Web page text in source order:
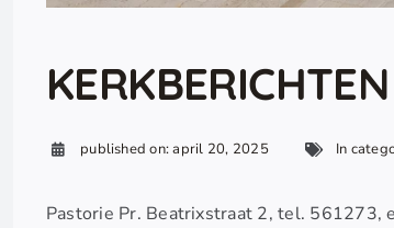
published on: april 20, 2025 In
Pastorie Pr. Beatrixstraat 2, tel. 561273,